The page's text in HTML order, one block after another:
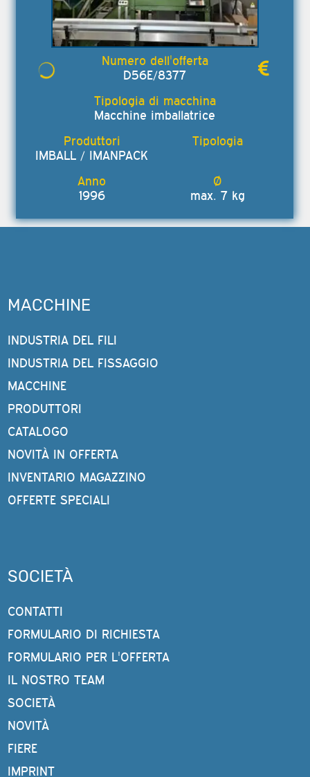
D56E/8377
Macchine imballatrice
IMBALL / IMANPACK
1996 max. 7 kg
MACCHINE
INDUSTRIA DEL FILI
INDUSTRIA DEL FISSAGGIO
MACCHINE
PRODUTTORI
CATALOGO
NOVITÀ IN OFFERTA
INVENTARIO MAGAZZINO
OFFERTE SPECIALI
SOCIETÀ
CONTATTI
FORMULARIO DI RICHIESTA
FORMULARIO PER L'OFFERTA
IL NOSTRO TEAM
SOCIETÀ
NOVITÀ
FIERE
IMPRINT